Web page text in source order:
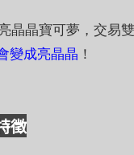
晶晶寶可夢，交易
變成亮晶晶 ！
徵